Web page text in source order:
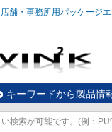
店舗・事務所用パッケージ
キーワードから製品情